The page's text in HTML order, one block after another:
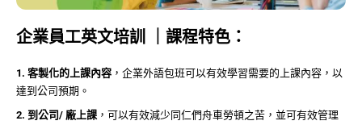
企業員工英文培訓 ｜課程特色：
1. 客製化的上課內容 ，企業外語包班可以有效學習需要的上課內容，以
達到公司預期。
2. 到公司/ 廠上課 ，可以有效減少同仁們舟車勞頓之苦，並可有效管理